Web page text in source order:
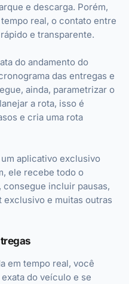
e descarga. Porém,
real, o contato entre
e transparente.
do andamento do
das entregas e
ainda, parametrizar o
a rota, isso é
e cria uma rota
aplicativo exclusivo
ele recebe todo o
consegue incluir pausas,
e muitas outras
em tempo real, você
do veículo e se